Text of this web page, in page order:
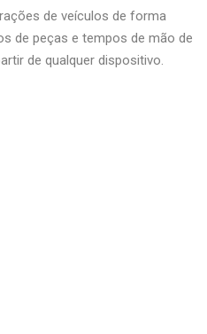
de veículos de forma
de peças e tempos de mão de
de qualquer dispositivo.